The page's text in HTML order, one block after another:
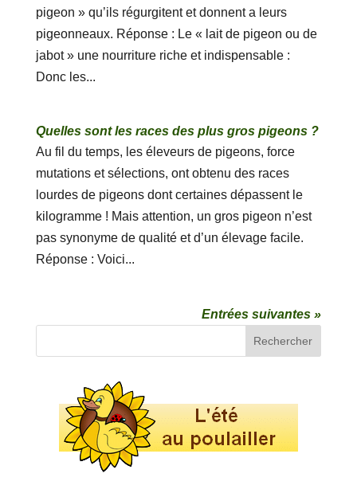
pigeon » qu’ils régurgitent et donnent a leurs
pigeonneaux. Réponse : Le « lait de pigeon ou de
jabot » une nourriture riche et indispensable :
Donc les...
Quelles sont les races des plus gros pigeons ?
Au fil du temps, les éleveurs de pigeons, force
mutations et sélections, ont obtenu des races
lourdes de pigeons dont certaines dépassent le
kilogramme ! Mais attention, un gros pigeon n’est
pas synonyme de qualité et d’un élevage facile.
Réponse : Voici...
Entrées suivantes »